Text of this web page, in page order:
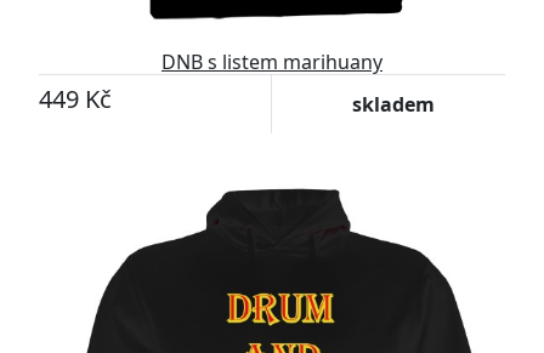
DNB s listem marihuany
449 Kč skladem